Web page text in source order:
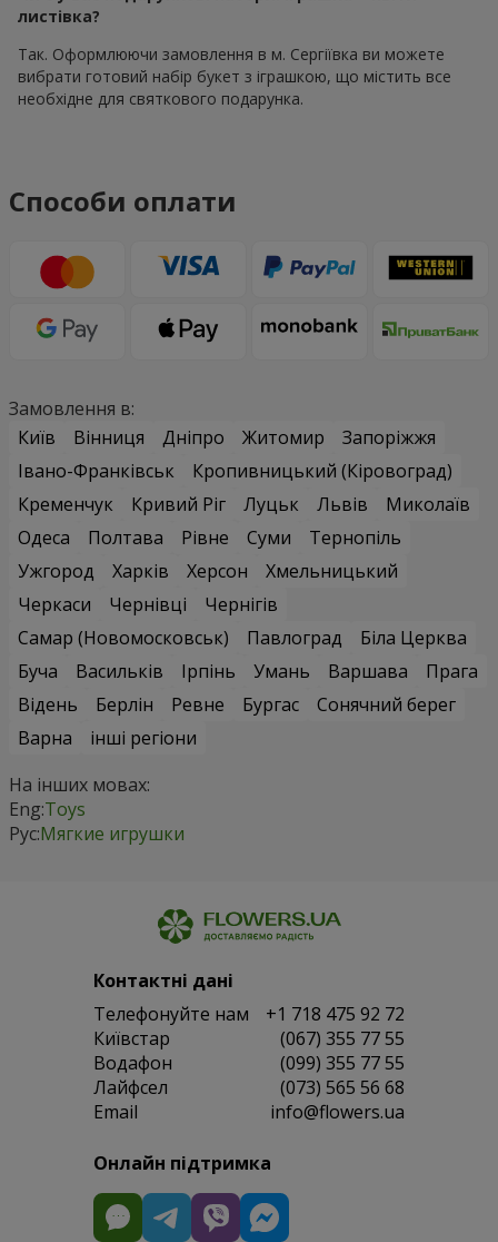
листівка?
Так. Оформлюючи замовлення в м. Сергіївка ви можете
вибрати готовий набір букет з іграшкою, що містить все
необхідне для святкового подарунка.
Способи оплати
Замовлення в:
Київ
Вінниця Дніпро Житомир
Запоріжжя
Івано-Франківськ
Кропивницький (Кіровоград)
Кременчук
Кривий Ріг Луцьк Львів
Миколаїв
Одеса
Полтава Рівне Суми
Тернопіль
Ужгород
Харків Херсон
Хмельницький
Черкаси
Чернівці
Чернігів
Самар (Новомосковськ)
Павлоград
Біла Церква
Буча
Васильків Ірпінь Умань Варшава
Прага
Відень
Берлін Ревне Бургас
Сонячний берег
Варна
інші регіони
На інших мовах:
Eng:Toys
Рус:Мягкие игрушки
Контактні дані
Телефонуйте нам
+1 718 475 92 72
Київстар
(067) 355 77 55
Водафон
(099) 355 77 55
Лайфсел
(073) 565 56 68
Email
info@flowers.ua
Онлайн підтримка